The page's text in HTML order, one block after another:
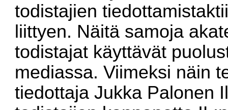
todistajien
liittyen. Näitä samoja
todistajat käyttävät
mediassa. Viimeksi näin
tiedottaja Jukka Palonen